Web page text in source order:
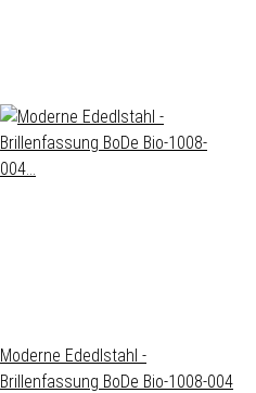
Moderne Ededlstahl -
Brillenfassung BoDe Bio-1008-004